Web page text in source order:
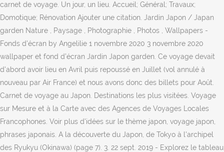
carnet de voyage. Un jour, un lieu. Accueil; Général; Travaux;
Domotique; Rénovation Ajouter une citation. Jardin Japon / Japan
garden Nature , Paysage , Photographie , Photos , Wallpapers -
Fonds d'écran by Angelilie 1 novembre 2020 3 novembre 2020
wallpaper et fond d’écran Jardin Japon garden. Ce voyage devait
d'abord avoir lieu en Avril puis repoussé en Juillet (vol annulé à
nouveau par Air France) et nous avons donc des billets pour Août.
Carnet de voyage au Japon. Destinations les plus visitées. Voyage
sur Mesure et à la Carte avec des Agences de Voyages Locales
Francophones. Voir plus d'idées sur le thème japon, voyage japon,
phrases japonais. A la découverte du Japon, de Tokyo à l'archipel
des Ryukyu (Okinawa) (page 7). 3. 22 sept. 2019 - Explorez le tableau